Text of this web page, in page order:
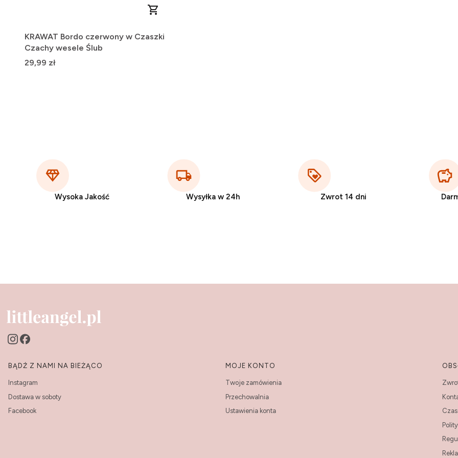
KRAWAT Bordo czerwony w Czaszki
Czachy wesele Ślub
Cena
29,99 zł
Wysoka Jakość Wysyłka w 24h Zwrot 14 dni
Linki w stopce
BĄDŹ Z NAMI NA BIEŻĄCO
Instagram
Dostawa w soboty
Facebook
MOJE KONTO
Twoje zamówienia
Przechowalnia
Ustawienia konta